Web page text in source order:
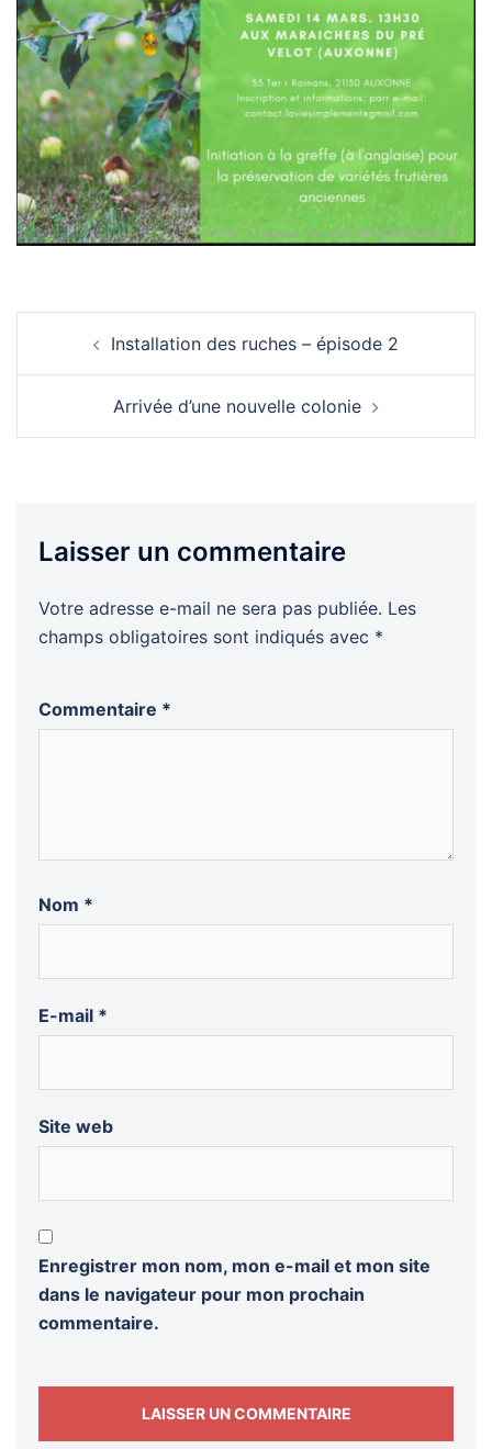
d’articleInstallation des ruches – épisode 2
Arrivée d’une nouvelle colonie
Laisser un commentaire
Votre adresse e-mail ne sera pas publiée. Les
champs obligatoires sont indiqués avec *
Commentaire *
Nom *
E-mail *
Site web
Enregistrer mon nom, mon e-mail et mon site
dans le navigateur pour mon prochain
commentaire.